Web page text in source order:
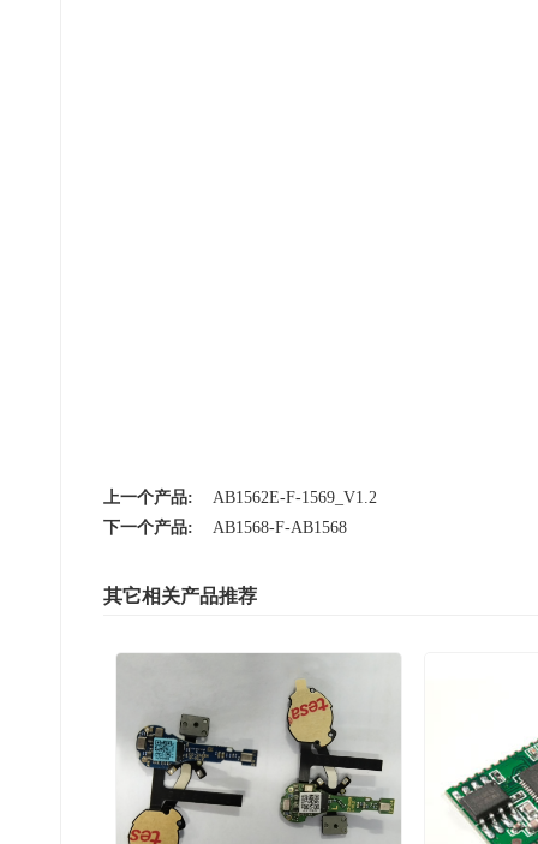
上一个产品:
AB1562E-F-1569_V1.2
下一个产品:
AB1568-F-AB1568
其它相关产品推荐